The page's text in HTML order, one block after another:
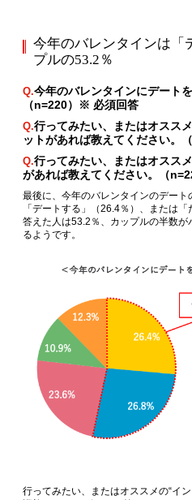
今年のバレンタインは「
プルの53.2％
Q.今年のバレンタインにデート
（n=220）※ 必須回答
Q.行ってみたい、またはオスス
ットがあれば教えてください。（
Q.行ってみたい、またはオスス
があれば教えてください。（
最後に、今年のバレンタインのデート
「デートする」（26.4％）、または
答えた人は53.2％、カップルの半数
るようです。
行ってみたい、またはオススメの“イ